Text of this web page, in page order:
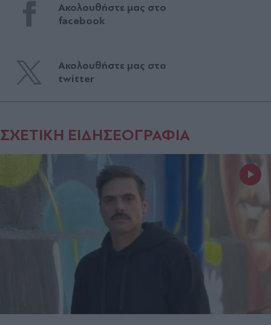
Ακολουθήστε μας στο
facebook
Ακολουθήστε μας στο
twitter
ΣΧΕΤΙΚΗ ΕΙΔΗΣΕΟΓΡΑΦΙΑ